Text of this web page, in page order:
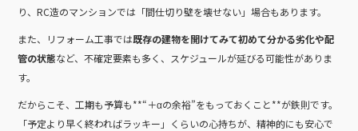
り、RC造のマンションでは「間仕切り壁を壊せない」場合もあります。
また、リフォーム工事では既存の建物を開けてみて初めて分かる劣化や配
管の状態など、不確定要素も多く、スケジュールが延びる可能性がありま
す。
だからこそ、工期も予算も**“＋αの余裕”をもっておくこと**が鉄則です。
「予定より早く終わればラッキー」くらいの心持ちが、精神的にも安心で